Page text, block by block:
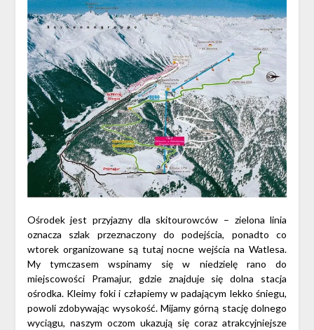
Ośrodek jest przyjazny dla skitourowców – zielona linia
oznacza szlak przeznaczony do podejścia, ponadto co
wtorek organizowane są tutaj nocne wejścia na Watlesa.
My tymczasem wspinamy się w niedzielę rano do
miejscowości Pramajur, gdzie znajduje się dolna stacja
ośrodka. Kleimy foki i człapiemy w padającym lekko śniegu,
powoli zdobywając wysokość. Mijamy górną stację dolnego
wyciągu, naszym oczom ukazują się coraz atrakcyjniejsze